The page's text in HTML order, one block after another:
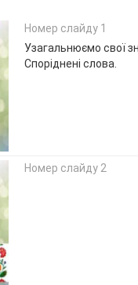
Номер слайду 1
Узагальнюємо свої
Споріднені слова.
Номер слайду 2